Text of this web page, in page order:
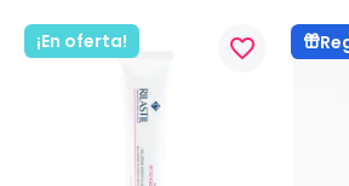
¡En oferta! favorite_border